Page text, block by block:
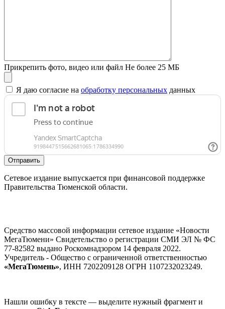
Прикрепить фото, видео или файл Не более 25 МБ
Я даю согласие на обработку персональных данных
Отправить
Сетевое издание выпускается при финансовой поддержке
Правительства Тюменской области.
Средство массовой информации сетевое издание «Новости
МегаТюмени» Свидетельство о регистрации СМИ ЭЛ № ФС
77-82582 выдано Роскомнадзором 14 февраля 2022.
Учредитель - Общество с ограниченной ответственностью
«МегаТюмень», ИНН 7202209128 ОГРН 1107232023249.
Нашли ошибку в тексте — выделите нужный фрагмент и